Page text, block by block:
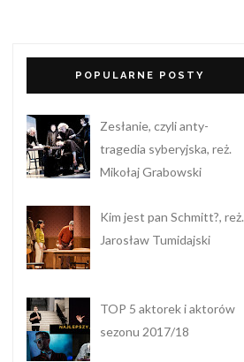
POPULARNE POSTY
Zesłanie, czyli anty-
tragedia syberyjska, reż.
Mikołaj Grabowski
Kim jest pan Schmitt?, reż.
Jarosław Tumidajski
TOP 5 aktorek i aktorów
sezonu 2017/18